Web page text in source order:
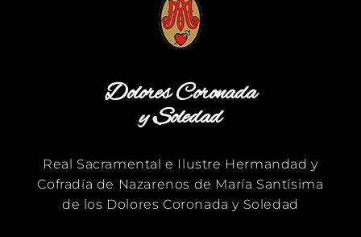
Dolores Coronada
y Soledad
Real Sacramental e Ilustre Hermandad y
Cofradía de Nazarenos de María Santísima
de los Dolores Coronada y Soledad